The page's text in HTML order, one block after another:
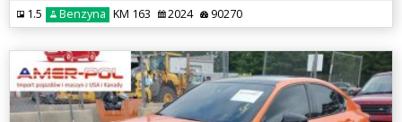
1.5 Benzyna KM 163 2024 90270